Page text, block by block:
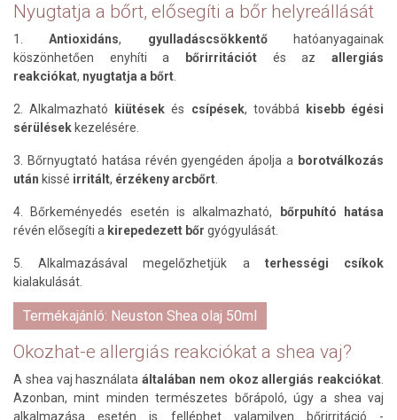
Nyugtatja a bőrt, elősegíti a bőr helyreállását
1.Antioxidáns, gyulladáscsökkentő
hatóanyagainak
köszönhetően enyhíti a
bőrirritációt és azallergiás
reakciókat, nyugtatja a bőrt
2. Alkalmazható kiütésekés csípések, továbbá
kisebb égési
sérülések kezelésére.
3. Bőrnyugtató hatása révén gyengéden ápolja a borotválkozás
után kissé irritált, érzékeny arcbőrt
4. Bőrkeményedés esetén is alkalmazható,
bőrpuhító hatása
révén elősegíti a kirepedezett bőr gyógyulását.
5. Alkalmazásával megelőzhetjük a terhességi csíkok
kialakulását.
Termékajánló: Neuston Shea olaj 50ml
Okozhat-e allergiás reakciókat a shea vaj?
A shea vaj használata általában nem okoz allergiás reakciókat
Azonban, mint minden természetes bőrápoló, úgy a shea vaj
alkalmazása esetén is felléphet valamilyen bőrirritáció -